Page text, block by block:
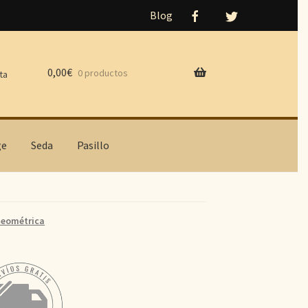
Blog
Seda Pasillo
0,00€ 0 productos